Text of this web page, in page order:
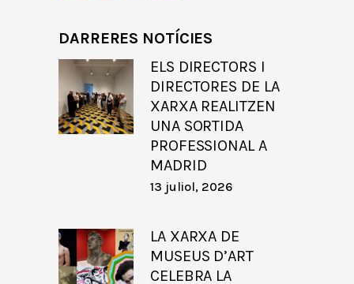
DARRERES NOTÍCIES
ELS DIRECTORS I
DIRECTORES DE LA
XARXA REALITZEN
UNA SORTIDA
PROFESSIONAL A
MADRID
13 juliol, 2026
LA XARXA DE
MUSEUS D’ART
CELEBRA LA